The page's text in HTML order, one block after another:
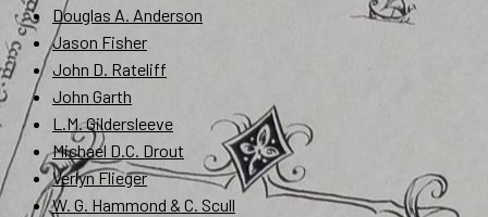
Douglas A. Anderson
Jason Fisher
John D. Rateliff
John Garth
L.M. Gildersleeve
Michael D.C. Drout
Verlyn Flieger
W. G. Hammond & C. Scull